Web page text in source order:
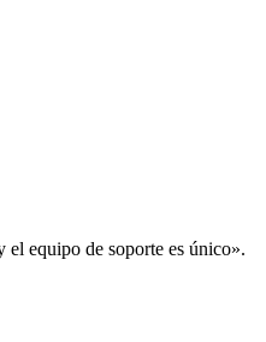
el equipo de soporte es único».